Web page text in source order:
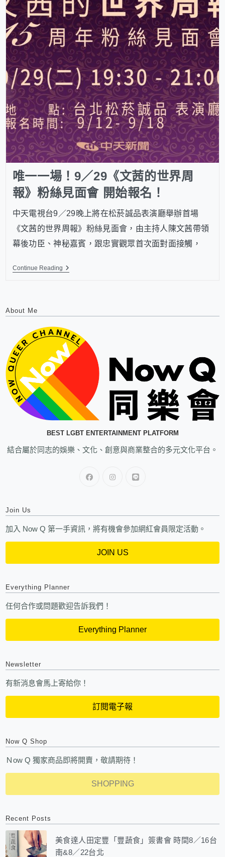
唯一一場！9／29《文茜的世界周
報》粉絲見面會 開始報名！
中天電視台9／29晚上將在松菸誠品表演廳舉辦首場
《文茜的世界周報》粉絲見面會，由主持人陳文茜帶領
幕後功臣、神秘嘉賓，跟忠實觀眾首次面對面接觸，
Continue Reading
About Me
BEST LGBT ENTERTAINMENT PLATFORM
結合屬於同志的娛樂、文化、創意與商業整合的多元文化平台。
Join Us
加入 Now Q 第一手資訊，將有機會參加網紅會員限定活動。
JOIN US
Everything Planner
任何合作或問題歡迎告訴我們！
Everything Planner
Newsletter
有新消息會馬上寄給你！
訂閱電子報
Now Q Shop
Ｎow Q 獨家商品即將開賣，敬請期待！
SHOPPING
Recent Posts
美食達人田定豐「豐蔬食」簽書會 時間8／16台
南&8／22台北